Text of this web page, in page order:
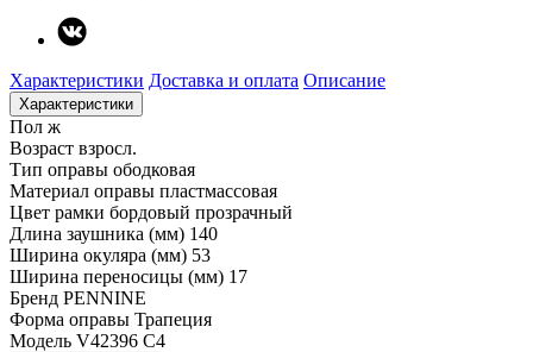
Характеристики Доставка и оплата Описание
Характеристики
Пол ж
Возраст взросл.
Тип оправы ободковая
Материал оправы пластмассовая
Цвет рамки бордовый прозрачный
Длина заушника (мм) 140
Ширина окуляра (мм) 53
Ширина переносицы (мм) 17
Бренд PENNINE
Форма оправы Трапеция
Модель V42396 C4